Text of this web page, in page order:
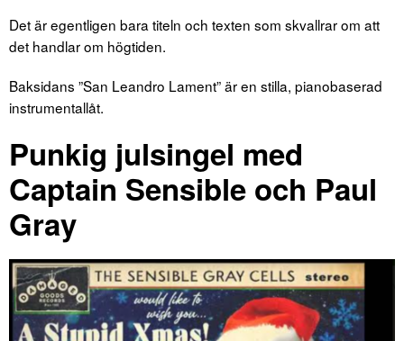
Det är egentligen bara titeln och texten som skvallrar om att
det handlar om högtiden.
Baksidans ”San Leandro Lament” är en stilla, pianobaserad
instrumentallåt.
Punkig julsingel med
Captain Sensible och Paul
Gray